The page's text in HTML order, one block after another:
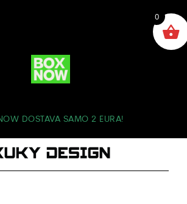
DOSTAVA SAMO 2 EURA!
0